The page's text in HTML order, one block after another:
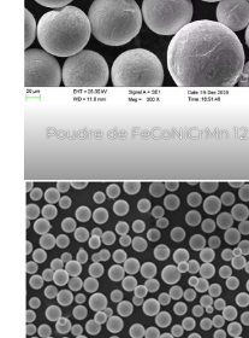
Poudre de FeCoNiCrMn 12